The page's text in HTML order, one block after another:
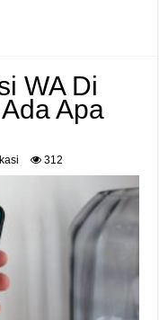
WA Di
Apa
312